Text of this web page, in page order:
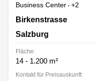
Business Center
+2
Birkenstrasse 2, Salzburg
Birkenstrasse
Salzburg
Fläche:
14 - 1.200 m²
Kontakt für Preisauskunft: